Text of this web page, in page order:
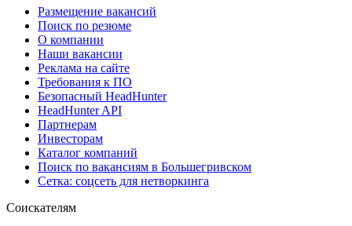
Размещение вакансий
Поиск по резюме
О компании
Наши вакансии
Реклама на сайте
Требования к ПО
Безопасный HeadHunter
HeadHunter API
Партнерам
Инвесторам
Каталог компаний
Поиск по вакансиям в Большегривском
Сетка: соцсеть для нетворкинга
Соискателям